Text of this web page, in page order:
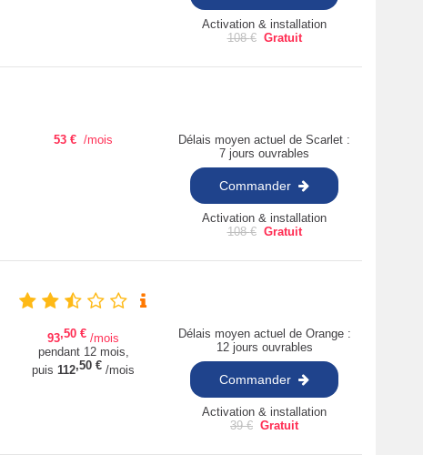
Activation & installation
108€ Gratuit
53 € /mois
Délais moyen actuel de Scarlet :
7 jours ouvrables
Commander
Activation & installation
108€ Gratuit
93,50 € /mois
pendant 12 mois,
puis 112,50 € /mois
Délais moyen actuel de Orange :
12 jours ouvrables
Commander
Activation & installation
39€ Gratuit